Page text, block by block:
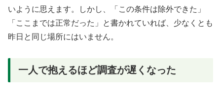
いように思えます。しかし、「この条件は除外できた」
「ここまでは正常だった」と書かれていれば、少なくとも
昨日と同じ場所にはいません。
一人で抱えるほど調査が遅くなった